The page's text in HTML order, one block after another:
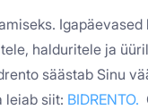
Igapäevased
halduritele ja
säästab Sinu
leiab siit: BIDRENTO.